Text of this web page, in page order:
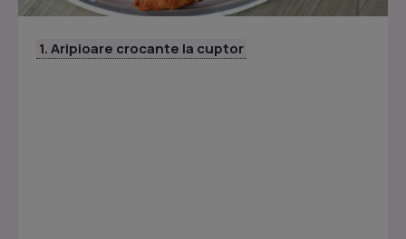
1. Aripioare crocante la cuptor